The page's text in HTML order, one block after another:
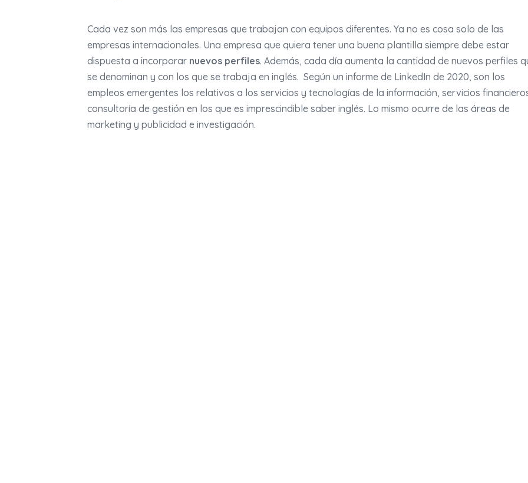
Cada vez son más las empresas que trabajan con equipos diferentes. Ya no es cosa solo de las
empresas internacionales. Una empresa que quiera tener una buena plantilla siempre debe estar
dispuesta a incorporar nuevos perfiles. Además, cada día aumenta la cantidad de nuevos perfiles
se denominan y con los que se trabaja en inglés. Según un informe de LinkedIn de 2020, son los
empleos emergentes los relativos a los servicios y tecnologías de la información, servicios
consultoría de gestión en los que es imprescindible saber inglés. Lo mismo ocurre de las áreas de
marketing y publicidad e investigación.